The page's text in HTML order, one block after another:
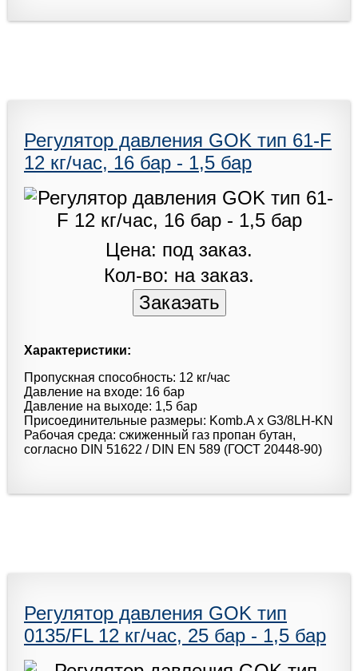
Регулятор давления GOK тип 61-F
12 кг/час, 16 бар - 1,5 бар
Цена: под заказ.
Кол-во: на заказ.
Характеристики:
Пропускная способность: 12 кг/час
Давление на входе: 16 бар
Давление на выходе: 1,5 бар
Присоединительные размеры: Komb.A x G3/8LH-KN
Рабочая среда: сжиженный газ пропан бутан,
согласно DIN 51622 / DIN EN 589 (ГОСТ 20448-90)
Регулятор давления GOK тип
0135/FL 12 кг/час, 25 бар - 1,5 бар